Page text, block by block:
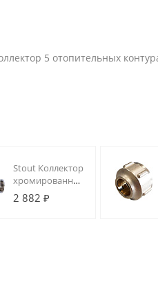
5 отопительных
Stout Коллектор
хромированный
1", 2 отвода,
подключение
2 882 ₽